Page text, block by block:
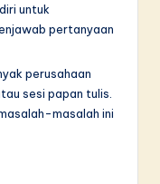
untuk
pertanyaan
perusahaan
sesi papan tulis.
masalah ini